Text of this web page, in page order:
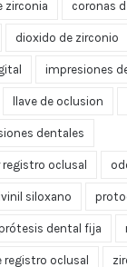
zirconia coronas
dioxido de zirconio
impresiones
llave de oclusion
dentales
oclusal
siloxano
dental fija
registro oclusal